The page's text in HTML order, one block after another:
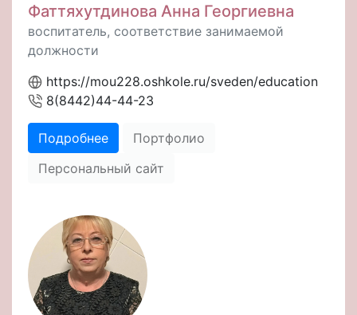
Фаттяхутдинова Анна Георгиевна
воспитатель, соответствие занимаемой
должности
https://mou228.oshkole.ru/sveden/education
8(8442)44-44-23
Подробнее
Портфолио
Персональный сайт